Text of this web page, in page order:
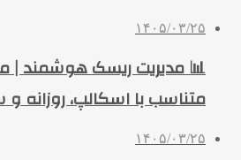
۱۴۰۵/۰۳/۲۵
📊 مدیریت ریسک هوشمند |
متناسب با اسکالپ، روزانه
۱۴۰۵/۰۳/۲۵